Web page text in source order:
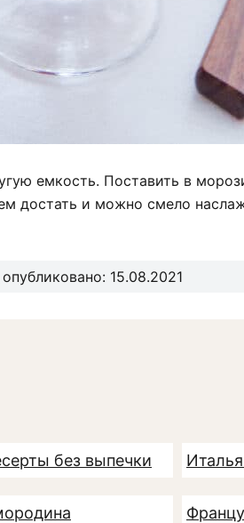
емкость. Поставить в
достать и можно смело
опубликовано: 15.08.2021
без выпечки